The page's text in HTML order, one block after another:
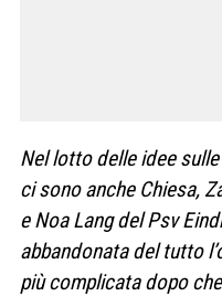
Nel lotto delle idee
ci sono anche Chiesa,
e Noa Lang del Psv
abbandonata del tutto
più complicata dopo